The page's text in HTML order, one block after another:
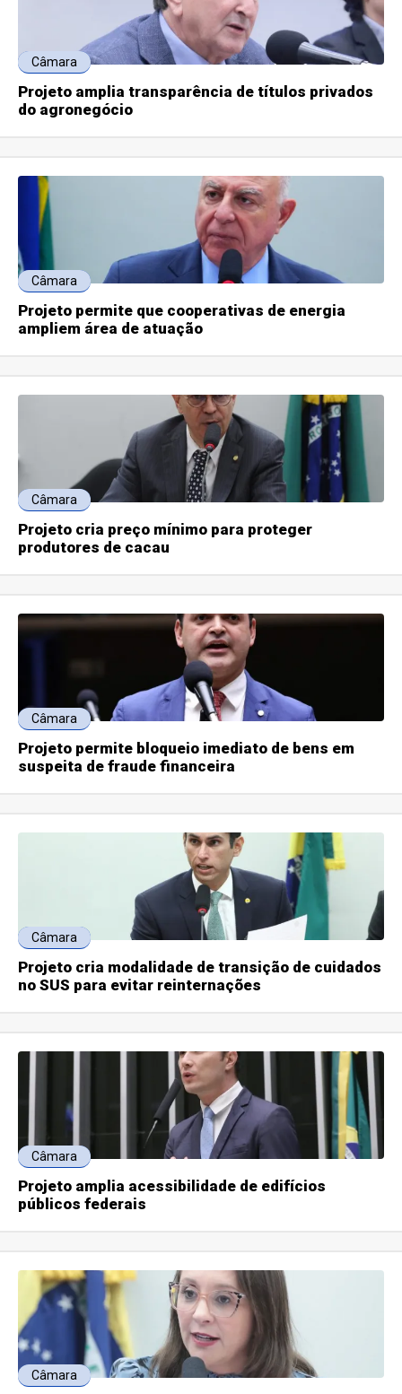
Câmara
Projeto amplia transparência de títulos privados
do agronegócio
Câmara
Projeto permite que cooperativas de energia
ampliem área de atuação
Câmara
Projeto cria preço mínimo para proteger
produtores de cacau
Câmara
Projeto permite bloqueio imediato de bens em
suspeita de fraude financeira
Câmara
Projeto cria modalidade de transição de cuidados
no SUS para evitar reinternações
Câmara
Projeto amplia acessibilidade de edifícios
públicos federais
Câmara